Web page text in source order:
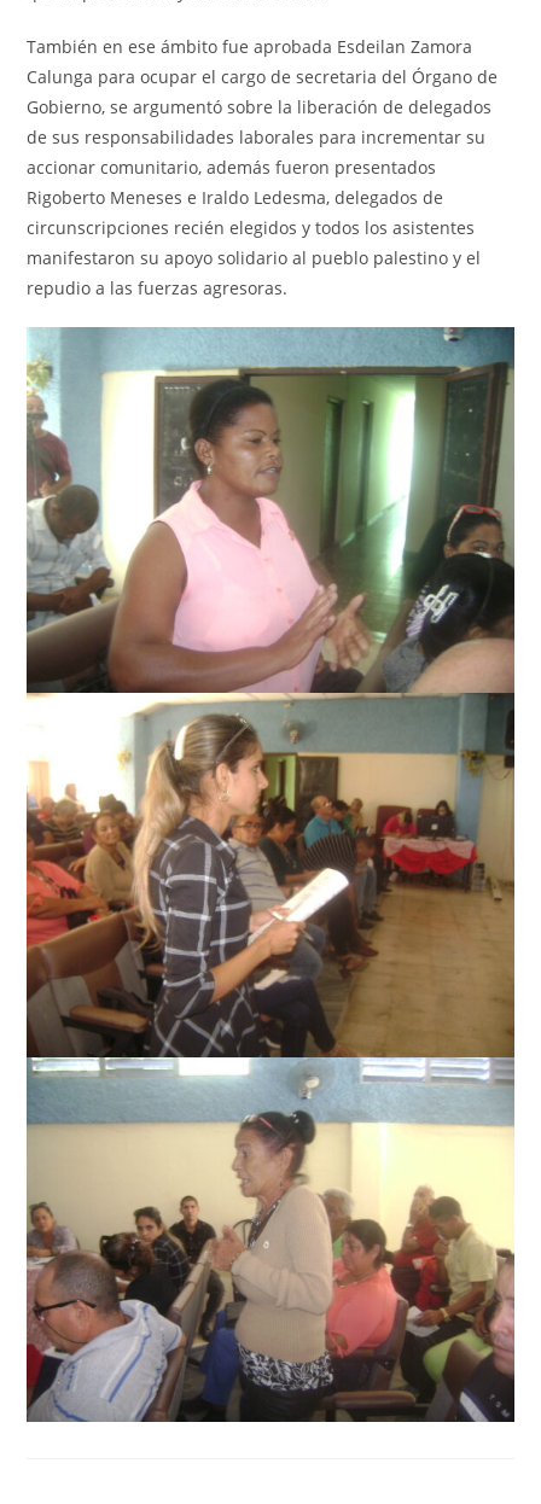
También en ese ámbito fue aprobada Esdeilan Zamora
Calunga para ocupar el cargo de secretaria del Órgano de
Gobierno, se argumentó sobre la liberación de delegados
de sus responsabilidades laborales para incrementar su
accionar comunitario, además fueron presentados
Rigoberto Meneses e Iraldo Ledesma, delegados de
circunscripciones recién elegidos y todos los asistentes
manifestaron su apoyo solidario al pueblo palestino y el
repudio a las fuerzas agresoras.